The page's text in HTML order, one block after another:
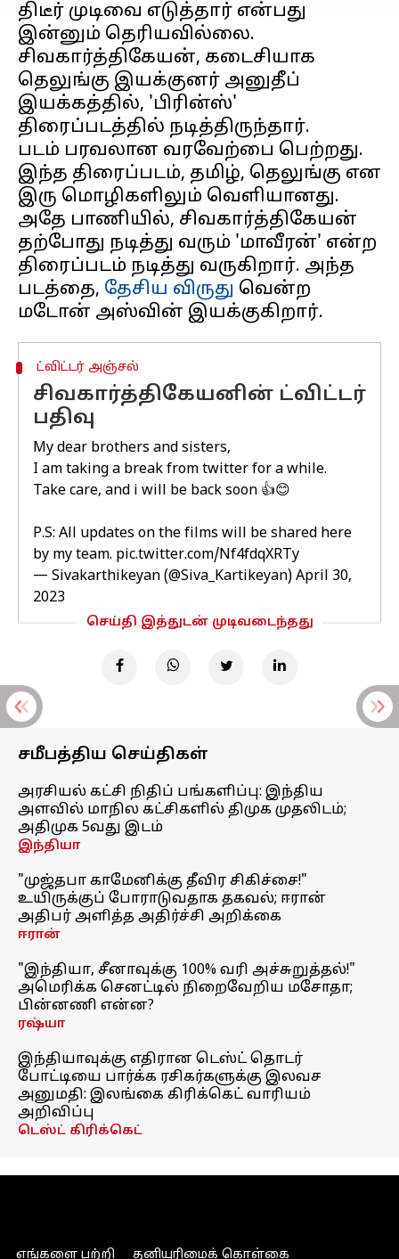
திடீர் முடிவை எடுத்தார் என்பது
இன்னும் தெரியவில்லை.
சிவகார்த்திகேயன், கடைசியாக
தெலுங்கு இயக்குனர் அனுதீப்
இயக்கத்தில், 'பிரின்ஸ்'
திரைப்படத்தில் நடித்திருந்தார்.
படம் பரவலான வரவேற்பை பெற்றது.
இந்த திரைப்படம், தமிழ், தெலுங்கு என
இரு மொழிகளிலும் வெளியானது.
அதே பாணியில், சிவகார்த்திகேயன்
தற்போது நடித்து வரும் 'மாவீரன்' என்ற
திரைப்படம் நடித்து வருகிறார். அந்த
படத்தை, தேசிய விருது வென்ற
ட்விட்டர் அஞ்சல்
சிவகார்த்திகேயனின் ட்விட்டர்
பதிவு
My dear brothers and sisters,
I am taking a break from twitter for a while.
Take care, and i will be back soon 👍😊
P.S: All updates on the films will be shared here
by my team. pic.twitter.com/Nf4fdqXRTy
— Sivakarthikeyan (@Siva_Kartikeyan) April 30,
2023
செய்தி இத்துடன் முடிவடைந்தது
சமீபத்திய செய்திகள்
அரசியல் கட்சி நிதிப் பங்களிப்பு: இந்திய
அளவில் மாநில கட்சிகளில் திமுக முதலிடம்;
அதிமுக 5வது இடம்
இந்தியா
"முஜ்தபா காமேனிக்கு தீவிர சிகிச்சை!"
உயிருக்குப் போராடுவதாக தகவல்; ஈரான்
அதிபர் அளித்த அதிர்ச்சி அறிக்கை
ஈரான்
"இந்தியா, சீனாவுக்கு 100% வரி அச்சுறுத்தல்!"
அமெரிக்க செனட்டில் நிறைவேறிய மசோதா;
பின்னணி என்ன?
ரஷ்யா
இந்தியாவுக்கு எதிரான டெஸ்ட் தொடர்
போட்டியை பார்க்க ரசிகர்களுக்கு இலவச
அனுமதி: இலங்கை கிரிக்கெட் வாரியம்
அறிவிப்பு
டெஸ்ட் கிரிக்கெட்
எங்களை பற்றி தனியுரிமைக் கொள்கை